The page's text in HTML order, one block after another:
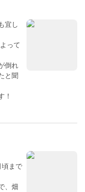
宜し
って
倒れ
と聞
！
頃まで
、畑